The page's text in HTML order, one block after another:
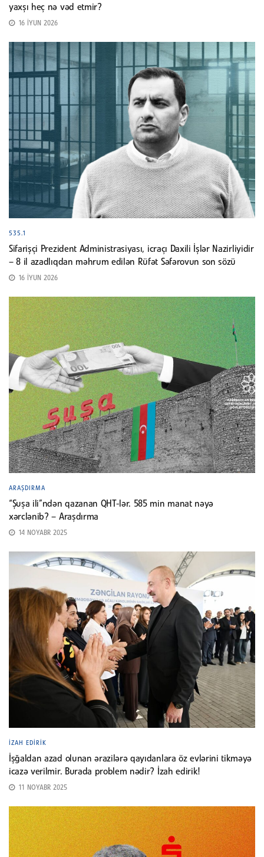
yaxşı heç nə vəd etmir?
16 İYUN 2026
535.1
Sifarişçi Prezident Administrasiyası, icraçı Daxili İşlər Nazirliyidir
– 8 il azadlıqdan məhrum edilən Rüfət Səfərovun son sözü
16 İYUN 2026
ARAŞDIRMA
“Şuşa ili”ndən qazanan QHT-lər. 585 min manat nəyə
xərclənib? – Araşdırma
14 NOYABR 2025
İZAH EDIRIK
İşğaldan azad olunan ərazilərə qayıdanlara öz evlərini tikməyə
icazə verilmir. Burada problem nədir? İzah edirik!
11 NOYABR 2025